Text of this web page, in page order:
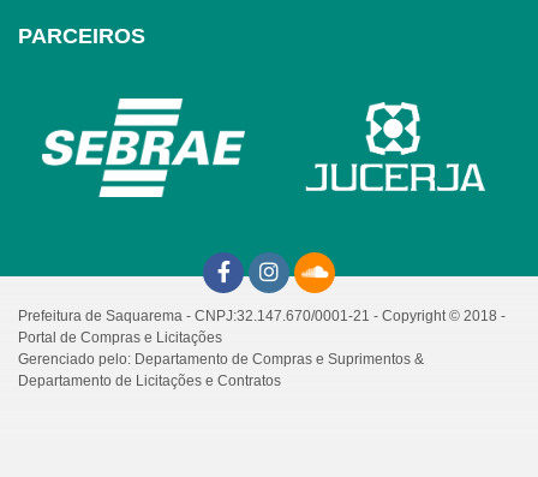
PARCEIROS
Prefeitura de Saquarema - CNPJ:32.147.670/0001-21 - Copyright © 2018 -
Portal de Compras e Licitações
Gerenciado pelo: Departamento de Compras e Suprimentos &
Departamento de Licitações e Contratos